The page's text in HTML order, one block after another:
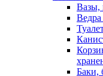
Вазы,
Ведра
Баки,